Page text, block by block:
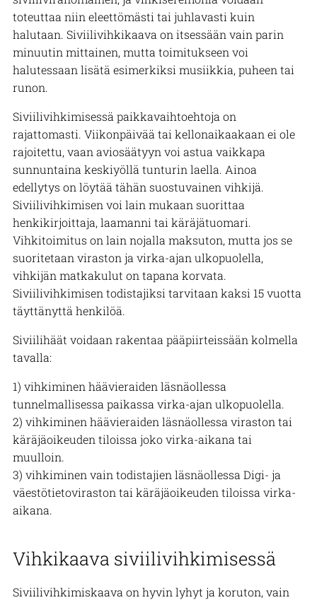
toteuttaa niin eleettömästi tai juhlavasti kuin
halutaan. Siviilivihkikaava on itsessään vain parin
minuutin mittainen, mutta toimitukseen voi
halutessaan lisätä esimerkiksi musiikkia, puheen tai
runon.
Siviilivihkimisessä paikkavaihtoehtoja on
rajattomasti. Viikonpäivää tai kellonaikaakaan ei ole
rajoitettu, vaan aviosäätyyn voi astua vaikkapa
sunnuntaina keskiyöllä tunturin laella. Ainoa
edellytys on löytää tähän suostuvainen vihkijä.
Siviilivihkimisen voi lain mukaan suorittaa
henkikirjoittaja, laamanni tai käräjätuomari.
Vihkitoimitus on lain nojalla maksuton, mutta jos se
suoritetaan viraston ja virka-ajan ulkopuolella,
vihkijän matkakulut on tapana korvata.
Siviilivihkimisen todistajiksi tarvitaan kaksi 15 vuotta
täyttänyttä henkilöä.
Siviilihäät voidaan rakentaa pääpiirteissään kolmella
tavalla:
1) vihkiminen häävieraiden läsnäollessa
tunnelmallisessa paikassa virka-ajan ulkopuolella.
2) vihkiminen häävieraiden läsnäollessa viraston tai
käräjäoikeuden tiloissa joko virka-aikana tai
muulloin.
3) vihkiminen vain todistajien läsnäollessa Digi- ja
väestötietoviraston tai käräjäoikeuden tiloissa virka-
aikana.
Vihkikaava siviilivihkimisessä
Siviilivihkimiskaava on hyvin lyhyt ja koruton, vain